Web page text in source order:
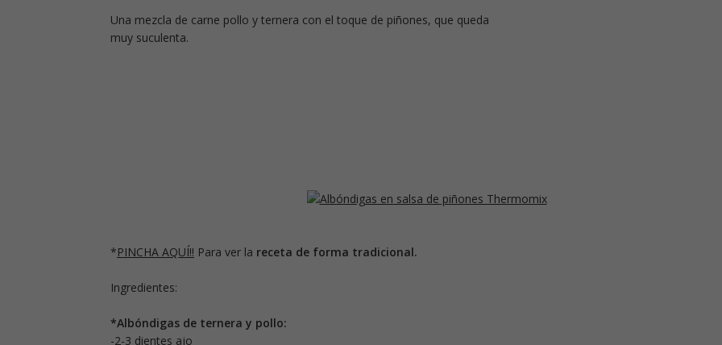
Una mezcla de carne pollo y ternera con el toque de piñones, que queda
muy suculenta.
*PINCHA AQUÍ!! Para ver la receta de forma tradicional.
Ingredientes:
*Albóndigas de ternera y pollo:
-2-3 dientes ajo